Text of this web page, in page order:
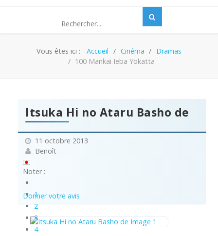
Vous êtes ici : Accueil Cinéma
Dramas
100 Mankai Ieba Yokatta
Itsuka Hi no Ataru Basho de
11 octobre 2013
Benoît
Noter :
1
2
3
4
Donner votre avis